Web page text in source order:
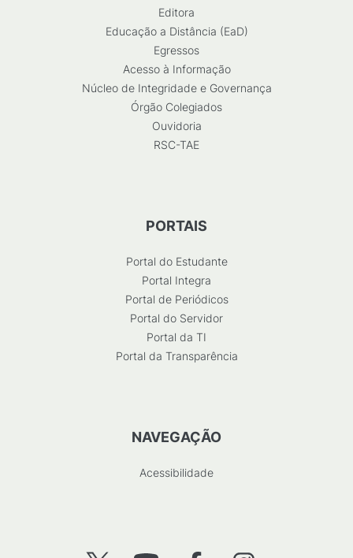
Editora
Educação a Distância (EaD)
Egressos
Acesso à Informação
Núcleo de Integridade e Governança
Órgão Colegiados
Ouvidoria
RSC-TAE
PORTAIS
Portal do Estudante
Portal Integra
Portal de Periódicos
Portal do Servidor
Portal da TI
Portal da Transparência
NAVEGAÇÃO
Acessibilidade